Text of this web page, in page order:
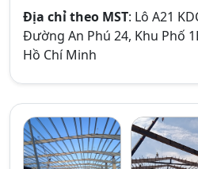
Địa chỉ theo MST: Lô A21
Đường An Phú 24, Khu Phố
Hồ Chí Minh